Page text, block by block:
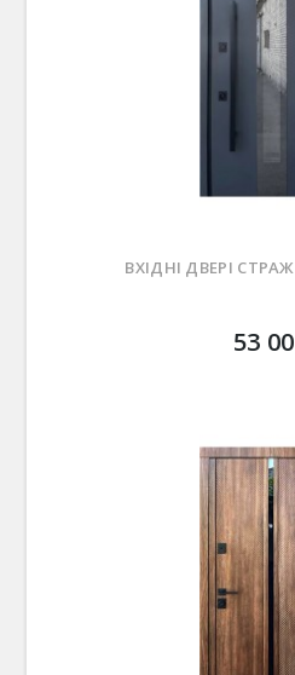
ВХІДНІ ДВЕРІ СТРАЖ
53